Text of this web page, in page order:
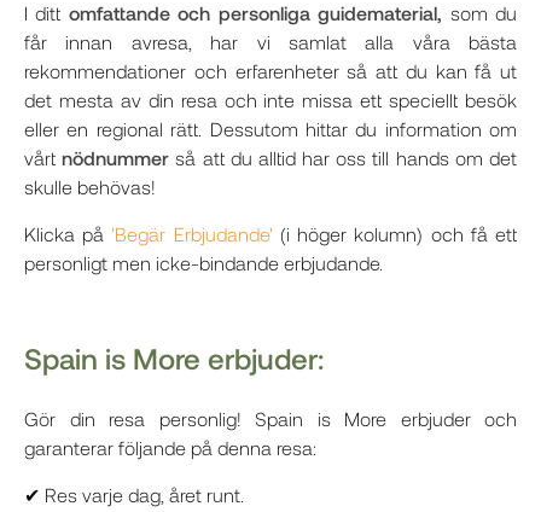
I ditt omfattande och personliga guidematerial, som du
får innan avresa, har vi samlat alla våra bästa
rekommendationer och erfarenheter så att du kan få ut
det mesta av din resa och inte missa ett speciellt besök
eller en regional rätt. Dessutom hittar du information om
vårtnödnummer så att du alltid har oss till hands om det
skulle behövas!
Klicka på 'Begär Erbjudande' (i höger kolumn) och få ett
personligt men icke-bindande erbjudande.
Spain is More erbjuder:
Gör din resa personlig! Spain is More erbjuder och
garanterar följande på denna resa:
✔ Res varje dag, året runt.